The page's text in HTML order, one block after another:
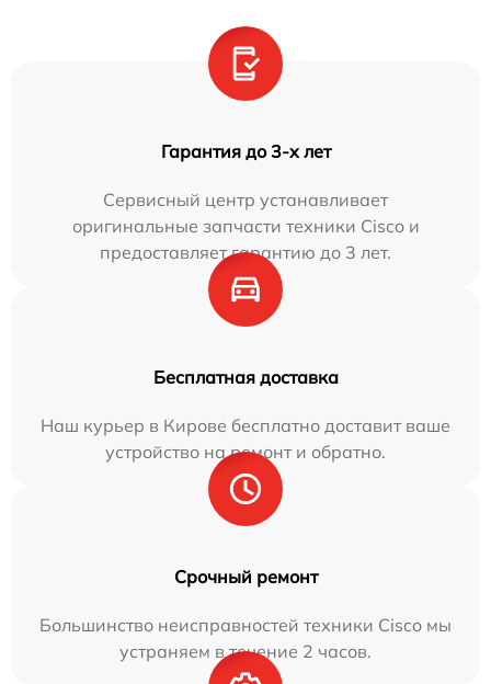
Гарантия до 3-х лет
Сервисный центр устанавливает
оригинальные запчасти техники Cisco и
предоставляет гарантию до 3 лет.
Бесплатная доставка
Наш курьер в Кирове бесплатно доставит ваше
устройство на ремонт и обратно.
Срочный ремонт
Большинство неисправностей техники Cisco мы
устраняем в течение 2 часов.